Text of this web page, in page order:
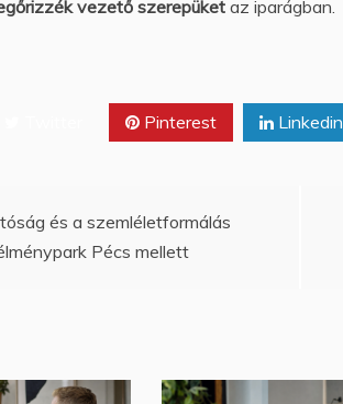
vezető szerepüket az iparágban.
Pinterest Linkedin
és a szemléletformálás
Pécs mellett